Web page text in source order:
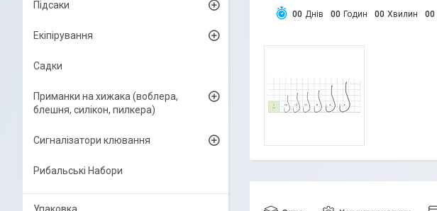
00 Днів 00 Годин 00 Хвилин 00
Підсаки
Екіпірування
Садки
Приманки на хижака (воблера,
блешня, силікон, пилкера)
Сигналізатори клювання
Рибальські Набори